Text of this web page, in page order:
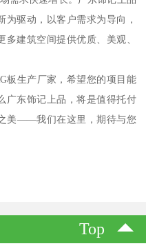
驱动，以客户需求为导向，
建筑空间提供优质、美观、
板生产厂家，希望您的项目能
广东饰记上品，将是值得托付
美——我们在这里，期待与您
Top